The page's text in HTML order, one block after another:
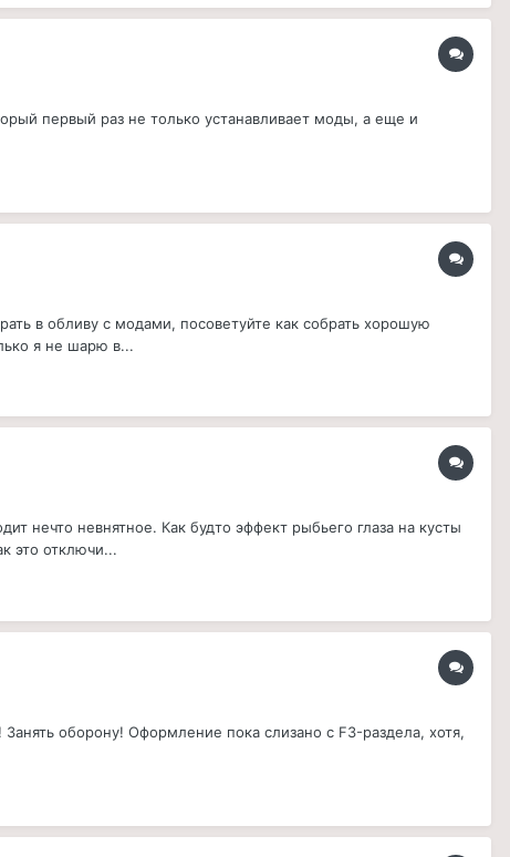
первый раз не только устанавливает моды, а еще и
в обливу с модами, посоветуйте как собрать хорошую
я не шарю в...
нечто невнятное. Как будто эффект рыбьего глаза на кусты
это отключи...
оборону! Оформление пока слизано с F3-раздела, хотя,